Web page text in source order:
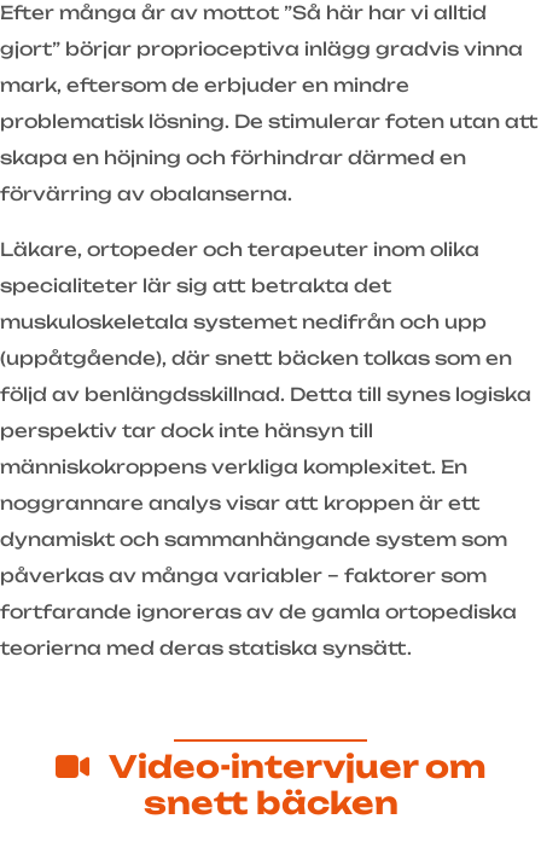
Efter många år av mottot ”Så här har vi alltid
gjort” börjar proprioceptiva inlägg gradvis vinna
mark, eftersom de erbjuder en mindre
problematisk lösning. De stimulerar foten utan att
skapa en höjning och förhindrar därmed en
förvärring av obalanserna.
Läkare, ortopeder och terapeuter inom olika
specialiteter lär sig att betrakta det
muskuloskeletala systemet nedifrån och upp
(uppåtgående), där snett bäcken tolkas som en
följd av benlängdsskillnad. Detta till synes logiska
perspektiv tar dock inte hänsyn till
människokroppens verkliga komplexitet. En
noggrannare analys visar att kroppen är ett
dynamiskt och sammanhängande system som
påverkas av många variabler – faktorer som
fortfarande ignoreras av de gamla ortopediska
teorierna med deras statiska synsätt.
Video-intervjuer om
snett bäcken